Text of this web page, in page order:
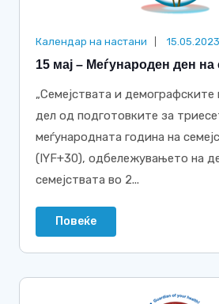
Календар на настани 15.05.2023
15 мај – Меѓународен ден на
„Семејствата и
дел од подготовките за
меѓународната година на
(IYF+30), одбележувањето на
семејствата во 2...
Повеќе